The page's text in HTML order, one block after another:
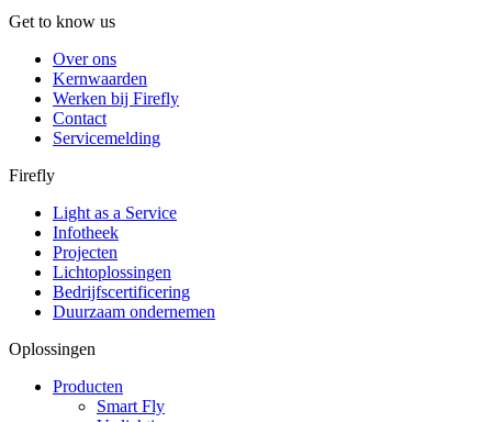
Get to know us
Over ons
Kernwaarden
Werken bij Firefly
Contact
Servicemelding
Firefly
Light as a Service
Infotheek
Projecten
Lichtoplossingen
Bedrijfscertificering
Duurzaam ondernemen
Oplossingen
Producten
Smart Fly